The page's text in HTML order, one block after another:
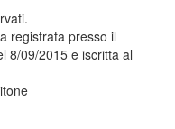
registrata presso il
8/09/2015 e iscritta al